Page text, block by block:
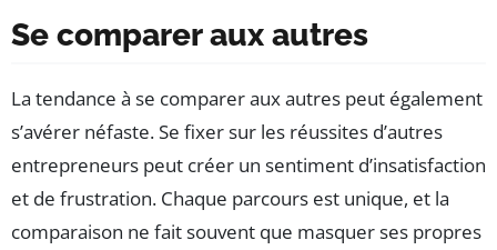
Se comparer aux autres
La tendance à se comparer aux autres peut également
s’avérer néfaste. Se fixer sur les réussites d’autres
entrepreneurs peut créer un sentiment d’insatisfaction
et de frustration. Chaque parcours est unique, et la
comparaison ne fait souvent que masquer ses propres